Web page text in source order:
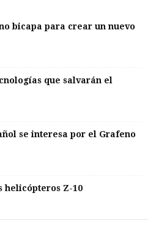
bicapa para crear un nuevo
que salvarán el
se interesa por el Grafeno
helicópteros Z-10